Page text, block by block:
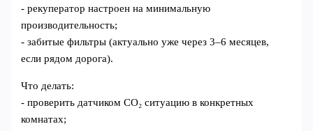
- рекуператор настроен на минимальную
производительность;
- забитые фильтры (актуально уже через 3–6 месяцев,
если рядом дорога).
Что делать:
- проверить датчиком CO₂ ситуацию в конкретных
комнатах;